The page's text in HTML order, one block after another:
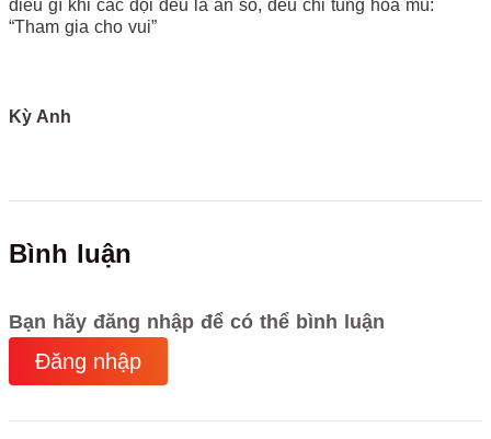
điều gì khi các đội đều là ẩn số, đều chỉ tung hỏa mù:
“Tham gia cho vui”
Kỳ Anh
Bình luận
Bạn hãy đăng nhập để có thể bình luận
Đăng nhập